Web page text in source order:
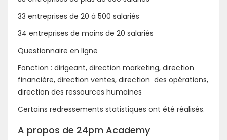
33 entreprises de 20 à 500 salariés
34 entreprises de moins de 20 salariés
Questionnaire en ligne
Fonction : dirigeant, direction marketing, direction
financière, direction ventes, direction des opérations,
direction des ressources humaines
Certains redressements statistiques ont été réalisés.
A propos de 24pm Academy